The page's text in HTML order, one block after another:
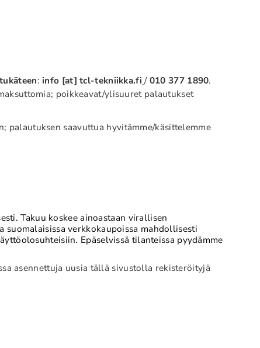
:info [at] tcl-tekniikka.fi /010 377 1890.
poikkeavat/ylisuuret palautukset
saavuttua hyvitämme/käsittelemme
Takuu koskee ainoastaan virallisen
verkkokaupoissa mahdollisesti
Epäselvissä tilanteissa pyydämme
asennettuja uusia tällä sivustolla rekisteröityjä